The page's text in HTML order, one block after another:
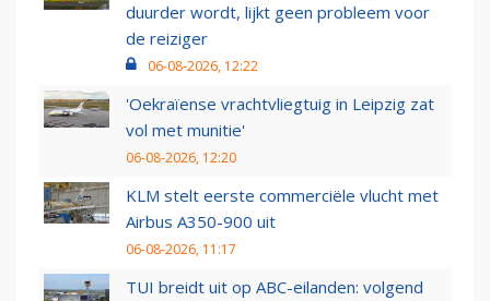
duurder wordt, lijkt geen probleem voor
de reiziger
06-08-2026, 12:22
'Oekraïense vrachtvliegtuig in Leipzig zat
vol met munitie'
06-08-2026, 12:20
KLM stelt eerste commerciële vlucht met
Airbus A350-900 uit
06-08-2026, 11:17
TUI breidt uit op ABC-eilanden: volgend